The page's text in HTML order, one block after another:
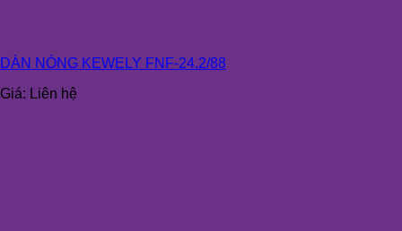
DÀN NÓNG KEWELY FNF-24.2/88
Giá: Liên hệ